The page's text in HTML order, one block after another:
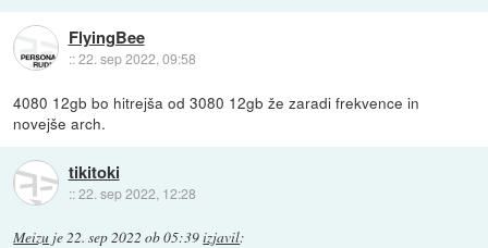
FlyingBee
::22. sep 2022, 09:58
4080 12gb bo hitrejša od 3080 12gb že zaradi frekvence in
novejše arch.
tikitoki
::22. sep 2022, 12:28
Meizu je22. sep 2022 ob 05:39izjavil: